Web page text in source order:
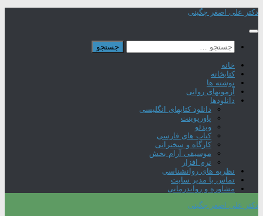
Skip
content
دکتر علی اصغر چگینی
جستجو
برای:
خانه
کتابخانه
نوشته ها
آزمونهای روانی
دانلودها
دانلود کتابهای انگلیسی
پاورپوینت
ویدئو
کتاب های فارسی
کارگاه و سخنرانی
موسیقی آرام بخش
نرم افزار
نظریه های روانشناسی
تماس با مدیر سایت
مشاوره و رواندرمانی
دکتر علی اصغر چگینی